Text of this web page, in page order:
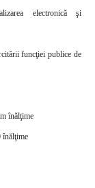
electronică şi
funcţiei publice de
înălţime
înălţime